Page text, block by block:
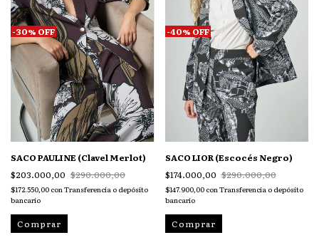
-30% OFF
SACO PAULINE (Clavel Merlot)
$203.000,00 $290.000,00
$172.550,00 conTransferencia o depósito
bancario
Comprar
-40% OFF
SACO LIOR (Escocés Negro)
$174.000,00 $290.000,00
$147.900,00 conTransferencia o depósito
bancario
Comprar